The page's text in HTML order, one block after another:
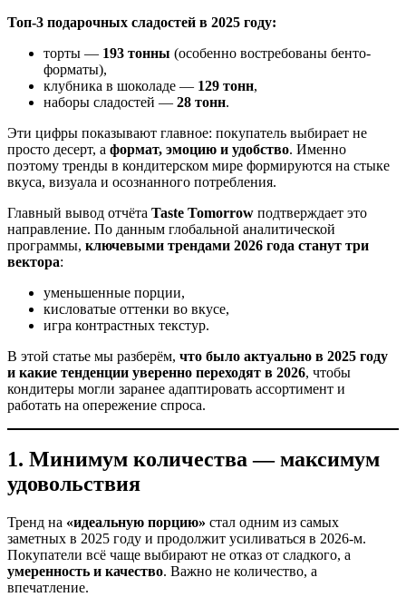
Топ-3 подарочных сладостей в 2025 году:
торты — 193 тонны (особенно востребованы бенто-
форматы),
клубника в шоколаде — 129 тонн,
наборы сладостей — 28 тонн.
Эти цифры показывают главное: покупатель выбирает не
просто десерт, а формат, эмоцию и удобство. Именно
поэтому тренды в кондитерском мире формируются на стыке
вкуса, визуала и осознанного потребления.
Главный вывод отчёта Taste Tomorrow подтверждает это
направление. По данным глобальной аналитической
программы, ключевыми трендами 2026 года станут три
вектора:
уменьшенные порции,
кисловатые оттенки во вкусе,
игра контрастных текстур.
В этой статье мы разберём, что было актуально в 2025 году
и какие тенденции уверенно переходят в 2026, чтобы
кондитеры могли заранее адаптировать ассортимент и
работать на опережение спроса.
1. Минимум количества — максимум
удовольствия
Тренд на «идеальную порцию» стал одним из самых
заметных в 2025 году и продолжит усиливаться в 2026-м.
Покупатели всё чаще выбирают не отказ от сладкого, а
умеренность и качество. Важно не количество, а
впечатление.